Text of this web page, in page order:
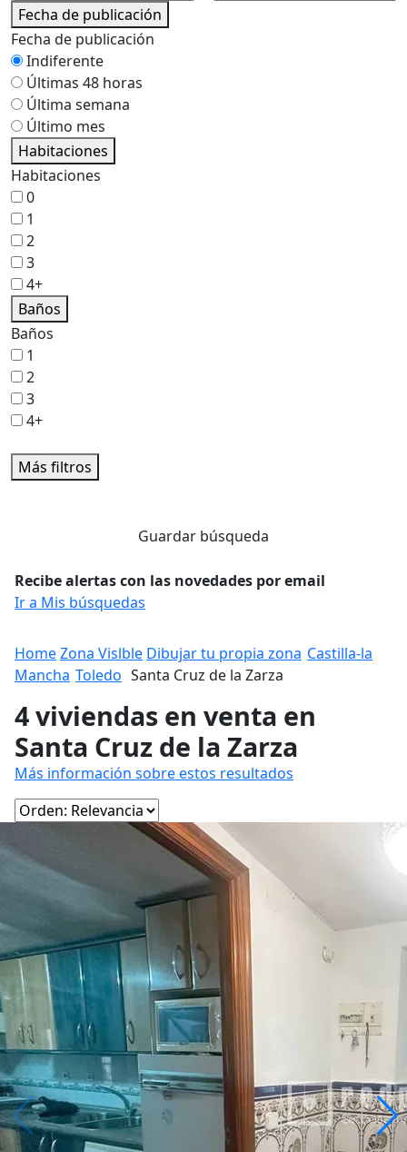
Fecha de publicación
Fecha de publicación
Indiferente
Últimas 48 horas
Última semana
Último mes
Habitaciones
Habitaciones
0
1
2
3
4+
Baños
Baños
1
2
3
4+
Más filtros
Guardar búsqueda
Recibe alertas con las novedades por email
Ir a Mis búsquedas
HomeZona Vislble Dibujar tu propia zona Castilla-la
Mancha Toledo Santa Cruz de la Zarza
4 viviendas en venta en
Santa Cruz de la Zarza
Más información sobre estos resultados